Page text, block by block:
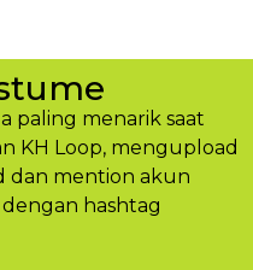
paling menarik saat
KH Loop, mengupload
dan mention akun
hashtag